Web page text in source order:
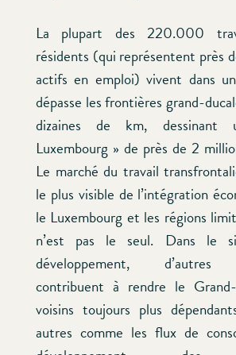
La plupart des 220.000
résidents (qui représentent près
actifs en emploi) vivent dans
dépasse les frontières grand-
dizaines de km,
Luxembourg » de près de 2
Le marché du travail
le plus visible de l’intégration
le Luxembourg et les régions
n’est pas le seul. Dans le
développement, d’autres
contribuent à rendre le
voisins toujours plus
autres comme les flux de